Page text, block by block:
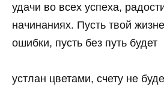
удачи во всех успеха,
начинаниях. Пусть твой
ошибки, пусть без путь будет
устлан цветами, счету не